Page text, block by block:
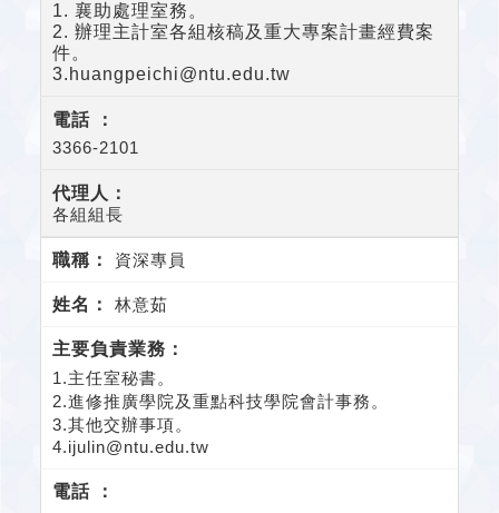
1. 襄助處理室務。
2. 辦理主計室各組核稿及重大專案計畫經費案
件。
3.huangpeichi@ntu.edu.tw
3366-2101
各組組長
資深專員
林意茹
1.主任室秘書。
2.進修推廣學院及重點科技學院會計事務。
3.其他交辦事項。
4.ijulin@ntu.edu.tw